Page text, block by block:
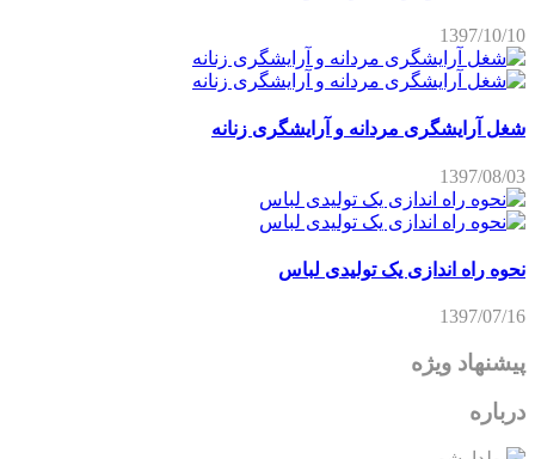
1397/10/10
شغل آرایشگری مردانه و آرایشگری زنانه
1397/08/03
نحوه راه اندازی یک تولیدی لباس
1397/07/16
پیشنهاد ویژه
درباره